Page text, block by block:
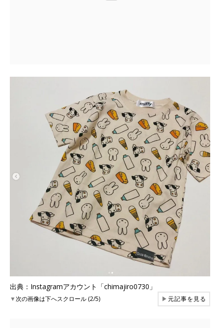
出典：Instagramアカウント「chimajiro0730」
▼次の画像は下へスクロール (2/5) ▶元記事を見る